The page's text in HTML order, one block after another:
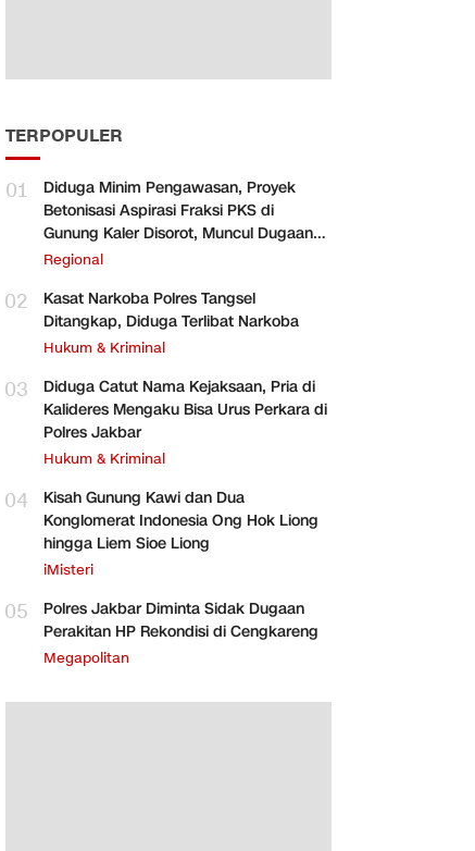
TERPOPULER
01
Diduga Minim Pengawasan, Proyek
Betonisasi Aspirasi Fraksi PKS di
Gunung Kaler Disorot, Muncul Dugaan
Pengurangan Volume
Regional
02
Kasat Narkoba Polres Tangsel
Ditangkap, Diduga Terlibat Narkoba
Hukum & Kriminal
03
Diduga Catut Nama Kejaksaan, Pria di
Kalideres Mengaku Bisa Urus Perkara di
Polres Jakbar
Hukum & Kriminal
04
Kisah Gunung Kawi dan Dua
Konglomerat Indonesia Ong Hok Liong
hingga Liem Sioe Liong
iMisteri
05
Polres Jakbar Diminta Sidak Dugaan
Perakitan HP Rekondisi di Cengkareng
Megapolitan